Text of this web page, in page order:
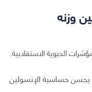
وزنه
مرتين يوميًا لم يحسن حساسية الإنسولين